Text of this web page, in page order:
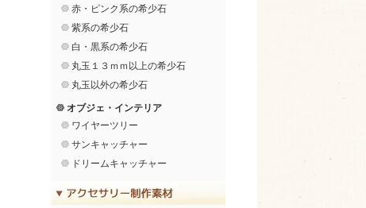
赤・ピンク系の希少石
紫系の希少石
白・黒系の希少石
丸玉１３ｍｍ以上の希少石
丸玉以外の希少石
オブジェ・インテリア
ワイヤーツリー
サンキャッチャー
ドリームキャッチャー